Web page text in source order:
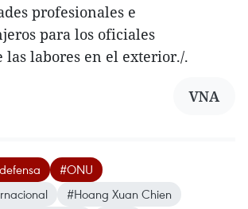
profesionales e
para los oficiales
las labores en el exterior./.
VNA
#ONU
#Hoang Xuan Chien